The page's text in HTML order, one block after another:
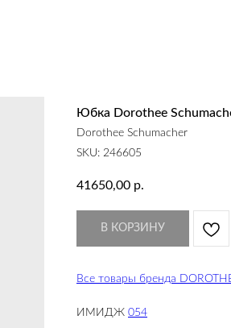
Юбка Dorothee
Dorothee Schumacher
SKU: 246605
41650,00 р.
В КОРЗИНУ
Все товары бренда
ИМИДЖ 054